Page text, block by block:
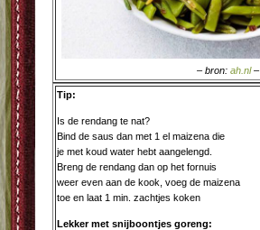
– bron:ah.nl–
Tip:
Is de rendang te nat?
Bind de saus dan met 1 el maizena die
je met koud water hebt aangelengd.
Breng de rendang dan op het fornuis
weer even aan de kook, voeg de maizena
toe en laat 1 min. zachtjes koken
Lekker met snijboontjes goreng: